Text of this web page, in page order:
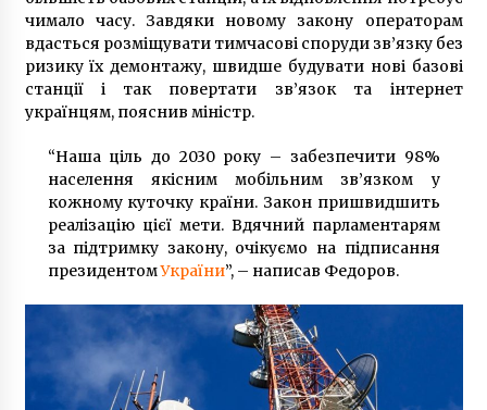
6 років ago
чимало часу. Завдяки новому закону операторам
вдасться розміщувати тимчасові споруди зв’язку без
ризику їх демонтажу, швидше будувати нові базові
станції і так повертати зв’язок та інтернет
українцям, пояснив міністр.
“Наша ціль до 2030 року – забезпечити 98%
населення якісним мобільним зв’язком у
кожному куточку країни. Закон пришвидшить
реалізацію цієї мети. Вдячний парламентарям
за підтримку закону, очікуємо на підписання
президентомУкраїни”, – написав Федоров.